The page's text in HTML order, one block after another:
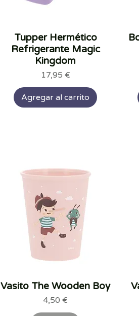
Vista rápida
Tupper Hermético
Refrigerante Magic
Kingdom
Precio
17,95 €
Agregar al carrito
Vista rápida
Vasito The Wooden Boy
Precio
4,50 €